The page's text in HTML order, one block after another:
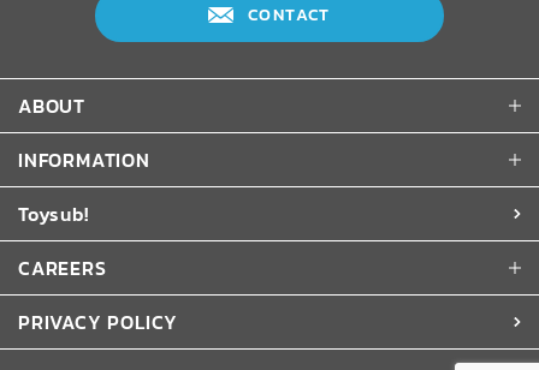
CONTACT
ABOUT
INFORMATION
Toysub!
CAREERS
PRIVACY POLICY